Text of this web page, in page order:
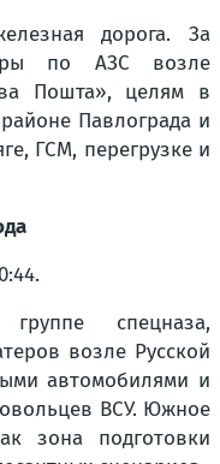
дорога. За
по АЗС возле
Пошта», целям в
Павлограда и
ГСМ, перегрузке и
спецназа,
возле Русской
автомобилями и
ВСУ. Южное
зона подготовки